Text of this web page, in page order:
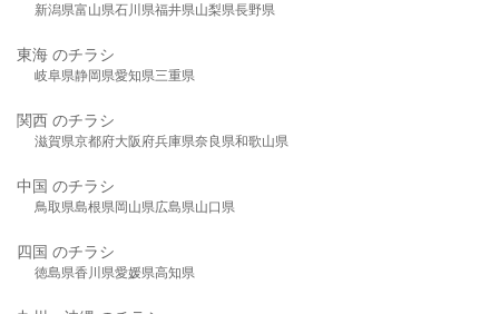
新潟県富山県石川県福井県山梨県長野県
東海 のチラシ
岐阜県静岡県愛知県三重県
関西 のチラシ
滋賀県京都府大阪府兵庫県奈良県和歌山県
中国 のチラシ
鳥取県島根県岡山県広島県山口県
四国 のチラシ
徳島県香川県愛媛県高知県